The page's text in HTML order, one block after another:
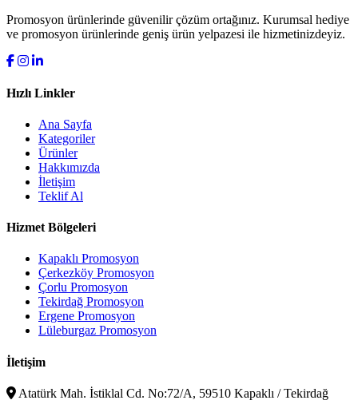
Promosyon ürünlerinde güvenilir çözüm ortağınız. Kurumsal hediye
ve promosyon ürünlerinde geniş ürün yelpazesi ile hizmetinizdeyiz.
Hızlı Linkler
Ana Sayfa
Kategoriler
Ürünler
Hakkımızda
İletişim
Teklif Al
Hizmet Bölgeleri
Kapaklı Promosyon
Çerkezköy Promosyon
Çorlu Promosyon
Tekirdağ Promosyon
Ergene Promosyon
Lüleburgaz Promosyon
İletişim
Atatürk Mah. İstiklal Cd. No:72/A, 59510 Kapaklı / Tekirdağ